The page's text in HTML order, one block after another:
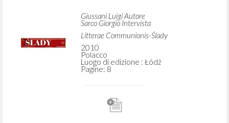
Giussani Luigi Autore
Sarco Giorgio Intervista
Litterae Communionis-Ślady
2010
Polacco
Luogo di edizione : Łódź
Pagine: 8